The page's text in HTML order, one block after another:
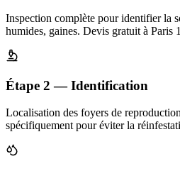
Inspection complète pour identifier la
humides, gaines. Devis gratuit à Paris
Étape 2 — Identification
Localisation des foyers de
spécifiquement pour éviter la